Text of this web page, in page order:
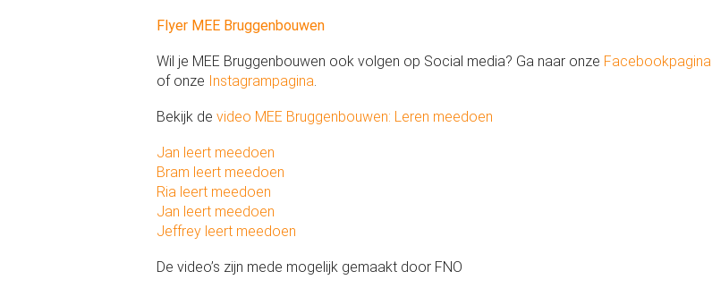
Flyer MEE Bruggenbouwen
Wil je MEE Bruggenbouwen ook volgen op Social media? Ga naar onze Facebookpagina
of onze Instagrampagina.
Bekijk de video MEE Bruggenbouwen: Leren meedoen
Jan leert meedoen
Bram leert meedoen
Ria leert meedoen
Jan leert meedoen
Jeffrey leert meedoen
De video’s zijn mede mogelijk gemaakt door FNO